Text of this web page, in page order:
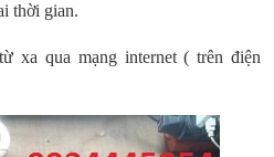
thời gian.
xa qua mạng internet ( trên điện